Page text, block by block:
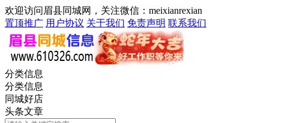
欢迎访问眉县同城网，关注微信：meixianrexian
置顶推广 用户协议 关于我们 免责声明 联系我们
分类信息
分类信息
同城好店
头条文章